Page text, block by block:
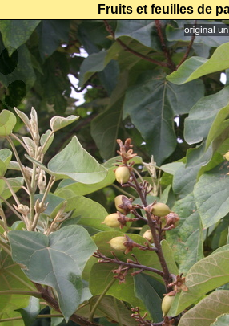
Fruits et feuilles de